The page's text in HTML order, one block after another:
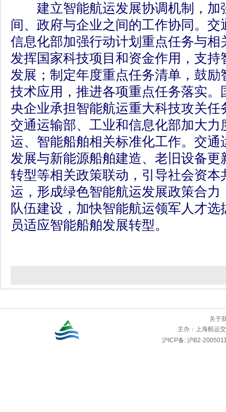
建立智能航运发展协调机制，加
间、政府与企业之间的工作协同。
信息化部加强行动计划重点任务与相
发挥国家科技项目和资金作用，支持
发展；制定年度重点任务清单，鼓励
技术应用，推进各项重点任务落实。
央企业承担智能航运重大科技攻关
交通运输部、工业和信息化部加大力
运、智能船舶相关标准化工作。交通
发展与新能源船舶建造、老旧设备更
转型等相关政策联动，引导社会资本
运，形成绿色智能航运发展政策合力
队伍建设，加快智能航运领军人才
员适应智能船舶发展转型。
关于
主办： 上海航运
沪ICP备: 沪B2-